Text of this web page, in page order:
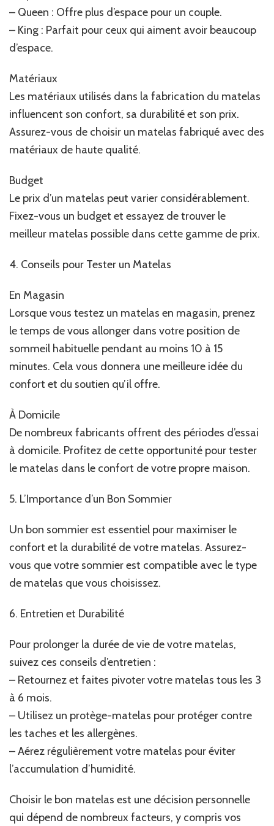
– Queen : Offre plus d’espace pour un couple.
– King : Parfait pour ceux qui aiment avoir beaucoup
d’espace.
Matériaux
Les matériaux utilisés dans la fabrication du matelas
influencent son confort, sa durabilité et son prix.
Assurez-vous de choisir un matelas fabriqué avec des
matériaux de haute qualité.
Budget
Le prix d’un matelas peut varier considérablement.
Fixez-vous un budget et essayez de trouver le
meilleur matelas possible dans cette gamme de prix.
4. Conseils pour Tester un Matelas
En Magasin
Lorsque vous testez un matelas en magasin, prenez
le temps de vous allonger dans votre position de
sommeil habituelle pendant au moins 10 à 15
minutes. Cela vous donnera une meilleure idée du
confort et du soutien qu’il offre.
À Domicile
De nombreux fabricants offrent des périodes d’essai
à domicile. Profitez de cette opportunité pour tester
le matelas dans le confort de votre propre maison.
5. L’Importance d’un Bon Sommier
Un bon sommier est essentiel pour maximiser le
confort et la durabilité de votre matelas. Assurez-
vous que votre sommier est compatible avec le type
de matelas que vous choisissez.
6. Entretien et Durabilité
Pour prolonger la durée de vie de votre matelas,
suivez ces conseils d’entretien :
– Retournez et faites pivoter votre matelas tous les 3
à 6 mois.
– Utilisez un protège-matelas pour protéger contre
les taches et les allergènes.
– Aérez régulièrement votre matelas pour éviter
l’accumulation d’humidité.
Choisir le bon matelas est une décision personnelle
qui dépend de nombreux facteurs, y compris vos